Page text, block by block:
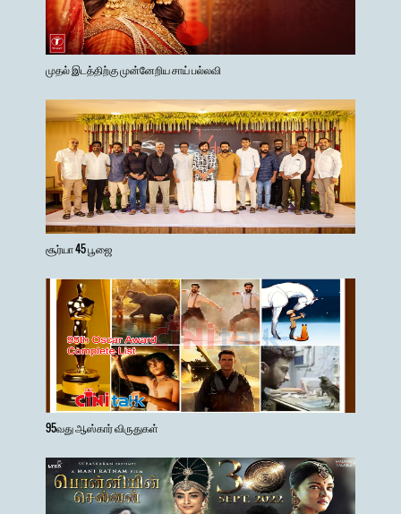
முதல் இடத்திற்கு முன்னேறிய சாய் பல்லவி
சூர்யா 45 பூஜை
95வது ஆஸ்கார் விருதுகள்